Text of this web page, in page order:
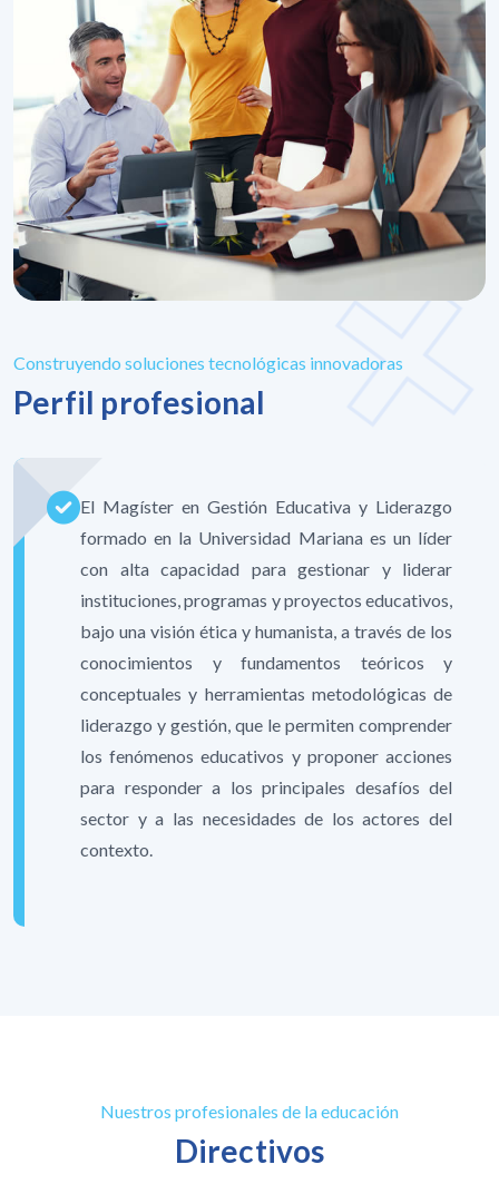
Construyendo soluciones tecnológicas innovadoras
Perfil profesional
El Magíster en Gestión Educativa y Liderazgo
formado en la Universidad Mariana es un líder
con alta capacidad para gestionar y liderar
instituciones, programas y proyectos educativos,
bajo una visión ética y humanista, a través de los
conocimientos y fundamentos teóricos y
conceptuales y herramientas metodológicas de
liderazgo y gestión, que le permiten comprender
los fenómenos educativos y proponer acciones
para responder a los principales desafíos del
sector y a las necesidades de los actores del
contexto.
Nuestros profesionales de la educación
Directivos